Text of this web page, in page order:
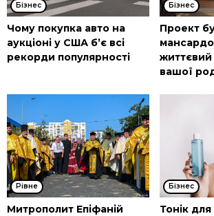
Бізнес
Чому покупка авто на
аукціоні у США б’є всі
рекорди популярності
Бізнес
Проект
життєвий
вашої
Рівне
Митрополит Епіфаній
Бізнес
Тонік